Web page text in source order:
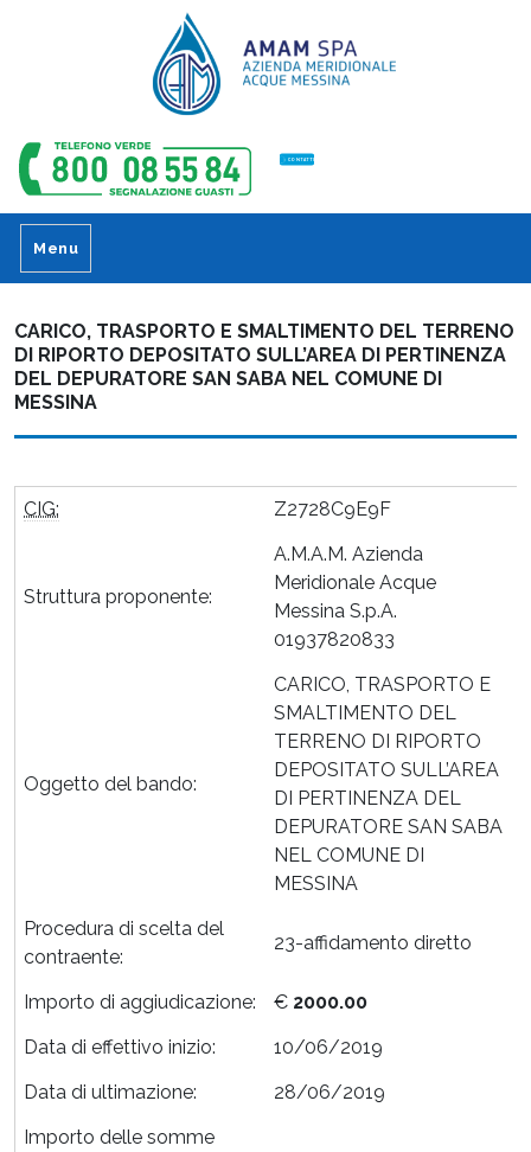
CONTATTI
Menu
CARICO, TRASPORTO E SMALTIMENTO DEL TERRENO
DI RIPORTO DEPOSITATO SULL’AREA DI PERTINENZA
DEL DEPURATORE SAN SABA NEL COMUNE DI
MESSINA
CIG: Z2728C9E9F
Struttura proponente:
A.M.A.M. Azienda
Meridionale Acque
Messina S.p.A.
01937820833
Oggetto del bando:
CARICO, TRASPORTO E
SMALTIMENTO DEL
TERRENO DI RIPORTO
DEPOSITATO SULL’AREA
DI PERTINENZA DEL
DEPURATORE SAN SABA
NEL COMUNE DI
MESSINA
Procedura di scelta del
contraente:
23-affidamento diretto
Importo di aggiudicazione: € 2000.00
Data di effettivo inizio:
10/06/2019
Data di ultimazione:
28/06/2019
Importo delle somme